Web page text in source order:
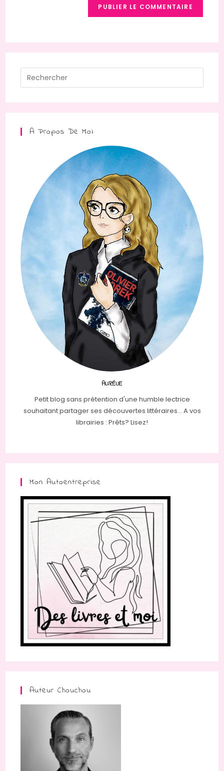
A Propos De Moi
AURÉLIE
Petit blog sans prétention d'une humble lectrice
souhaitant partager ses découvertes littéraires... A vos
librairies : Prêts? Lisez!
Mon Autoentreprise
Auteur Chouchou